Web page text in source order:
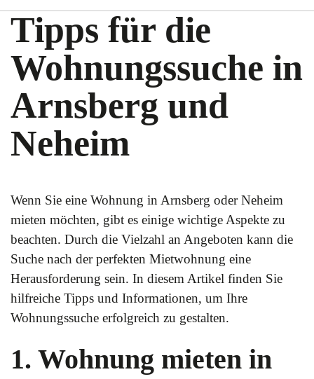
Tipps für die
Wohnungssuche in
Arnsberg und
Neheim
Wenn Sie eine Wohnung in Arnsberg oder Neheim
mieten möchten, gibt es einige wichtige Aspekte zu
beachten. Durch die Vielzahl an Angeboten kann die
Suche nach der perfekten Mietwohnung eine
Herausforderung sein. In diesem Artikel finden Sie
hilfreiche Tipps und Informationen, um Ihre
Wohnungssuche erfolgreich zu gestalten.
1. Wohnung mieten in